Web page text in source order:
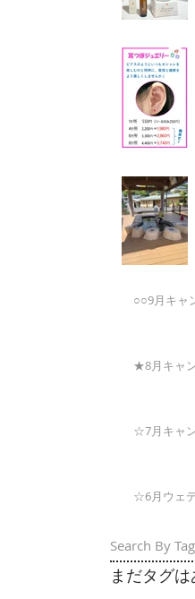
Search By
○○9月キャ
★8月キャ
☆7月キャ
☆6月ウェ
まだタグは